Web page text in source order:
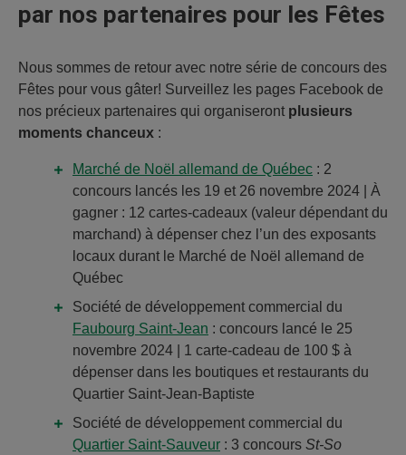
par nos partenaires pour les Fêtes
Nous sommes de retour avec notre série de concours des
Fêtes pour vous gâter! Surveillez les pages Facebook de
nos précieux partenaires qui organiseront plusieurs
moments chanceux :
Marché de Noël allemand de Québec : 2
concours lancés les 19 et 26 novembre 2024 | À
gagner : 12 cartes-cadeaux (valeur dépendant du
marchand) à dépenser chez l’un des exposants
locaux durant le Marché de Noël allemand de
Québec
Société de développement commercial du
Faubourg Saint-Jean : concours lancé le 25
novembre 2024 | 1 carte-cadeau de 100 $ à
dépenser dans les boutiques et restaurants du
Quartier Saint-Jean-Baptiste
Société de développement commercial du
Quartier Saint-Sauveur : 3 concours St-So